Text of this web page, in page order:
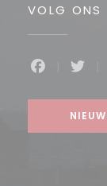
VOLG ONS